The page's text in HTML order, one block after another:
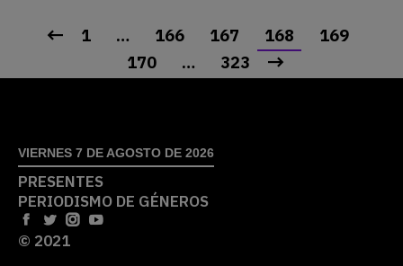
1 … 166 167 168
169
170
… 323
VIERNES 7 DE AGOSTO DE 2026
PRESENTES
PERIODISMO DE GÉNEROS
© 2021